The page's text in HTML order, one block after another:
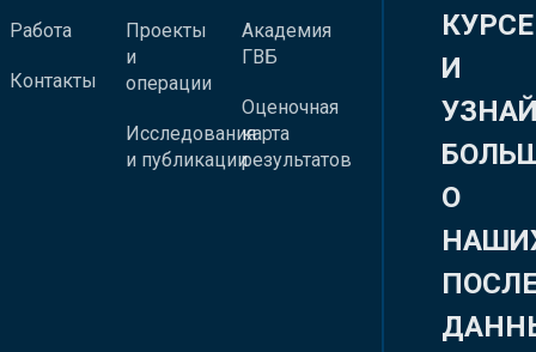
Работа
Контакты
Проекты
и
операции
Исследования
и публикации
Академия
ГВБ
Оценочная
карта
результатов
КУРСЕ
И
О